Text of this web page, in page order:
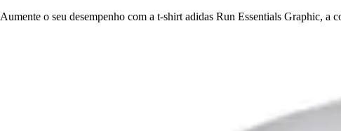
Aumente o seu desempenho com a t-shirt adidas Run Essentials Graphic,